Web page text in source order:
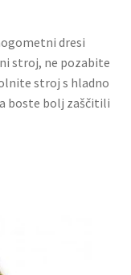
dresi
stroj, ne pozabite
stroj s hladno
boste bolj zaščitili